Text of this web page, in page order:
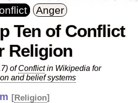
Anger
Ten of Conflict
Religion
ofConflictin Wikipedia for
and belief systems
[Religion]